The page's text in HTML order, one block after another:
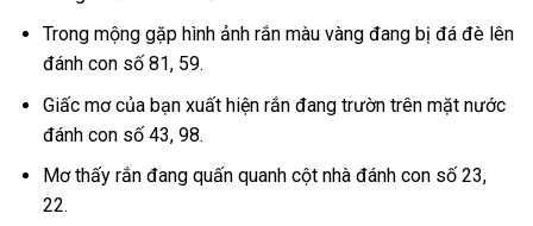
Trong mộng gặp hình ảnh rắn màu vàng đang bị đá đè lên
đánh con số 81, 59.
Giấc mơ của bạn xuất hiện rắn đang trườn trên mặt nước
đánh con số 43, 98.
Mơ thấy rắn đang quấn quanh cột nhà đánh con số 23,
22.